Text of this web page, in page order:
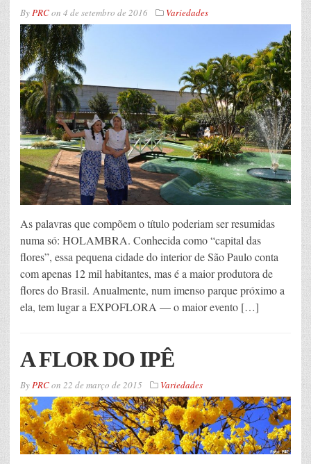
ByPRCon 4 de setembro de 2016 Variedades
As palavras que compõem o título poderiam ser resumidas
numa só: HOLAMBRA. Conhecida como “capital das
flores”, essa pequena cidade do interior de São Paulo conta
com apenas 12 mil habitantes, mas é a maior produtora de
flores do Brasil. Anualmente, num imenso parque próximo a
ela, tem lugar a EXPOFLORA — o maior evento […]
A FLOR DO IPÊ
ByPRCon 22 de março de 2015 Variedades